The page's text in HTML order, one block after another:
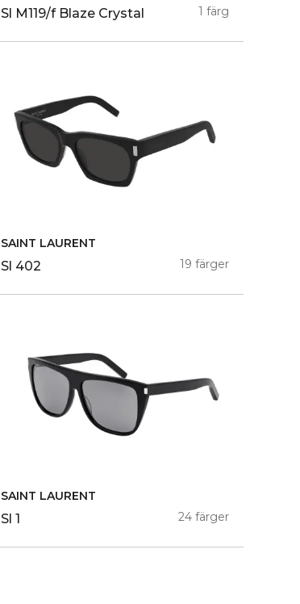
Sl M119/f Blaze Crystal 1 färg
SAINT LAURENT
Sl 402 19 färger
SAINT LAURENT
Sl 1 24 färger